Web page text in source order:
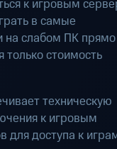
к игровым
в самые
на слабом ПК
только стоимость
техническую
к игровым
для доступа к